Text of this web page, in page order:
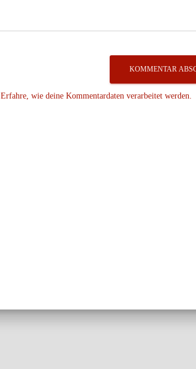
Erfahre, wie deine Kommentardaten verarbeitet werden.